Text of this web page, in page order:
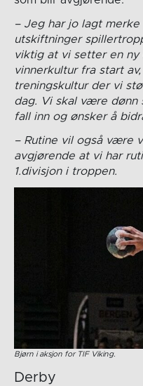
– Jeg har jo lagt
utskiftninger
viktig at vi setter en
vinnerkultur fra start
treningskultur der vi
dag. Vi skal være dønn
fall inn og ønsker å
– Rutine vil også være
avgjørende at vi har
1.divisjon i troppen.
Bjørn i aksjon for TIF Viking.
Derby